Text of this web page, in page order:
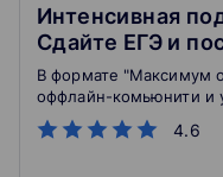
Интенсивная
Сдайте ЕГЭ и
стресса
4.6
В формате "Максимум
оффлайн-комьюнити и